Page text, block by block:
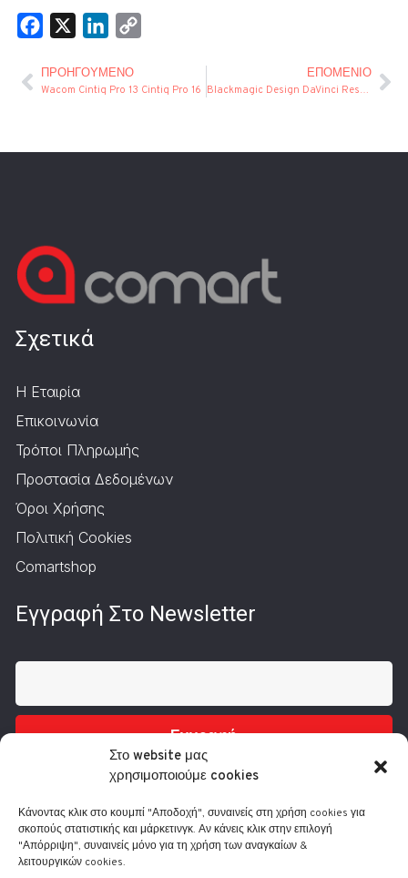
Στο website μας
χρησιμοποιούμε cookies
Κάνοντας κλικ στο κουμπί "Αποδοχή", συναινείς στη χρήση cookies για
σκοπούς στατιστικής και μάρκετινγκ. Αν κάνεις κλικ στην επιλογή
"Απόρριψη", συναινείς μόνο για τη χρήση των αναγκαίων &
λειτουργικών cookies.
Facebook LinkedIn
ΠΡΟΗΓΟΎΜΕΝΟ
Wacom Cintiq Pro 13 Cintiq Pro 16
ΕΠΌΜΕΝΙΟ
Blackmagic Design DaVinci Resolve 12.5.4 Update
Σχετικά
Η Εταιρία
Επικοινωνία
Τρόποι Πληρωμής
Προστασία Δεδομένων
Όροι Χρήσης
Πολιτική Cookies
Comartshop
Εγγραφή Στο Newsletter
Εγγραφή
Τηλ.: 210 3416200